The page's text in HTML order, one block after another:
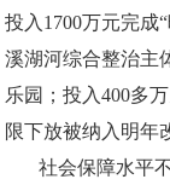
投入1700万元完成
溪湖河综合整治主
乐园；投入400多
限下放被纳入明年
社会保障水平